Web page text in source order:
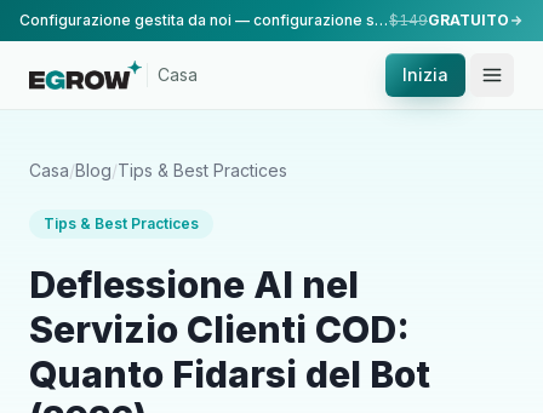
Configurazione gestita da noi — configurazione standard, eseguita dal nostro team.$149GRATUITO
Casa Inizia
Casa/Blog/Tips & Best Practices
Tips & Best Practices
Deflessione AI nel
Servizio Clienti COD:
Quanto Fidarsi del Bot